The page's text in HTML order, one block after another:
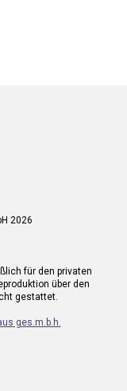
2026
für den privaten
über den
gestattet.
ges.m.b.h.